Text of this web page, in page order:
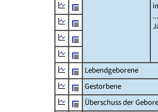
Lebendgeborene
Gestorbene
Überschuss der